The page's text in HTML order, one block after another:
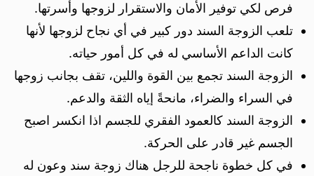
فرص لكي توفير الأمان والاستقرار لزوجها وأسرتها.
تلعب الزوجة السند دور كبير في أي نجاح لزوجها لأنها
كانت الداعم الأساسي له في كل أمور حياته.
الزوجة السند تجمع بين القوة واللين، تقف بجانب زوجها
في السراء والضراء، مانحةً إياه الثقة والدعم.
الزوجة السند كالعمود الفقري للجسم اذا انكسر اصبح
الجسم غير قادر على الحركة.
في كل خطوة ناجحة للرجل هناك زوجة سند وعون له